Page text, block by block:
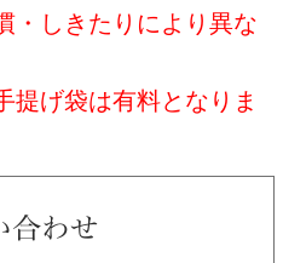
・しきたりにより異な
提げ袋は有料となりま